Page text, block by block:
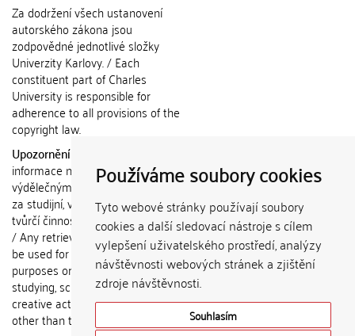
Používáme soubory cookies
Tyto webové stránky používají soubory
cookies a další sledovací nástroje s cílem
vylepšení uživatelského prostředí, analýzy
návštěvnosti webových stránek a zjištění
zdroje návštěvnosti.
Souhlasím
Za dodržení všech ustanovení
autorského zákona jsou
zodpovědné jednotlivé složky
Univerzity Karlovy. / Each
constituent part of Charles
University is responsible for
adherence to all provisions of the
copyright law.
Upozornění / Notice:
informace nemohou být použity k
výdělečným účelům nebo vydávány
za studijní, vědeckou nebo jinou
tvůrčí činnost jiné osoby než autora.
/ Any retrieved information shall not
be used for any commercial
purposes or claimed as results of
studying, scientific or any other
creative activities of any person
other than the author.